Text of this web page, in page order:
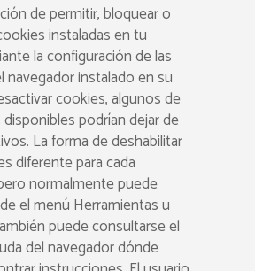
de permitir, bloquear o
instaladas en tu
la configuración de las
navegador instalado en su
cookies, algunos de
podrían dejar de
La forma de deshabilitar
diferente para cada
normalmente puede
el menú Herramientas u
puede consultarse el
del navegador dónde